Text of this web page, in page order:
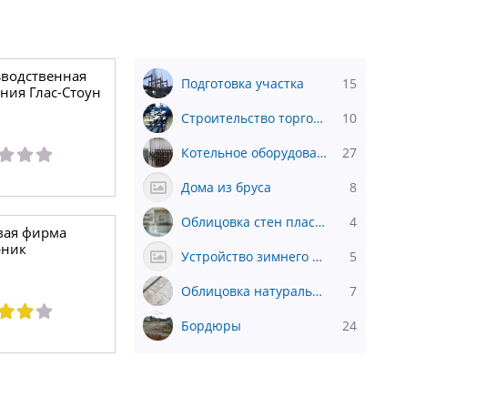
Глас-Стоун
фирма
Подготовка участка 15
Строительство торговых площадей 10
Котельное оборудование и котлы 27
Дома из бруса 8
Облицовка стен пластиковыми панелями 4
Устройство зимнего сада 5
Облицовка натуральным камнем 7
Бордюры 24